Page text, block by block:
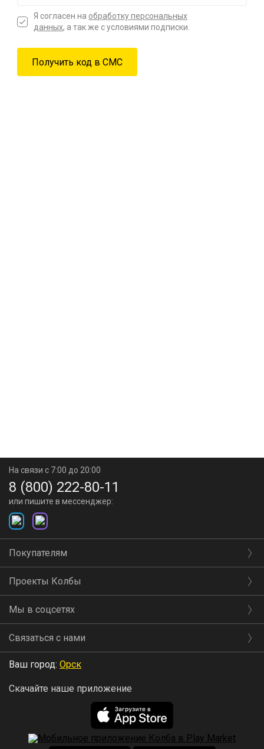
Я согласен на обработку персональных
данных, а так же с условиями подписки.
На связи с 7:00 до 20:00
8 (800) 222-80-11
или пишите в мессенджер:
Покупателям
Проекты Колбы
Мы в соцсетях
Связаться с нами
Ваш город: Орск
Скачайте наше приложение